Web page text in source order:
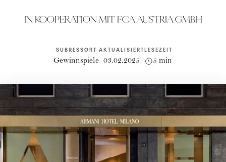
IN KOOPERATION MIT FCA AUSTRIA GMBH
SUBRESSORT
Gewinnspiele
AKTUALISIERT
03.02.2025
LESEZEIT
5 min